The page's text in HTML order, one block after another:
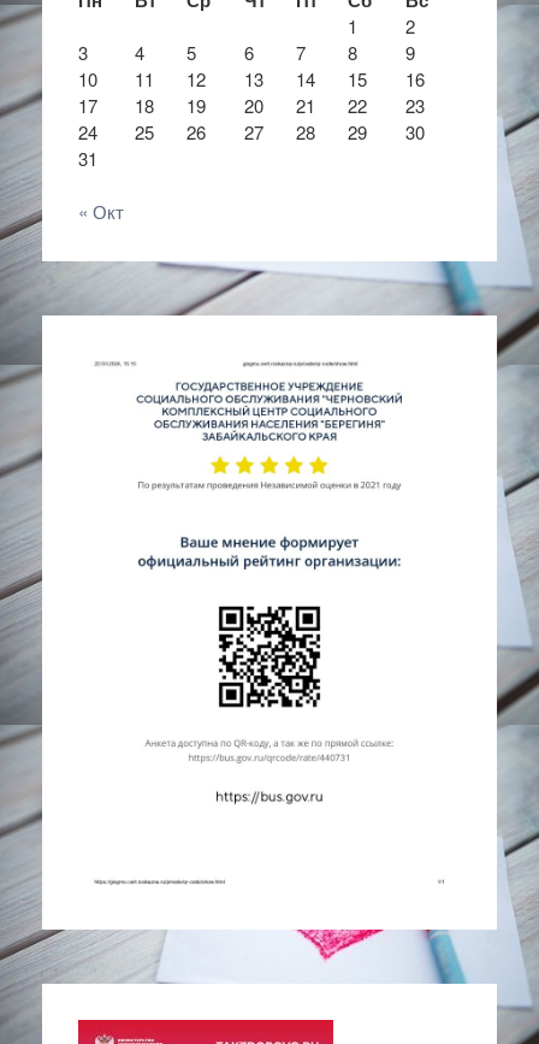
1
2
3
4 5 6 7 8
9
10
11 12 13 14 15
16
17
18 19 20 21 22
23
24
25 26 27 28 29
30
31
« Окт